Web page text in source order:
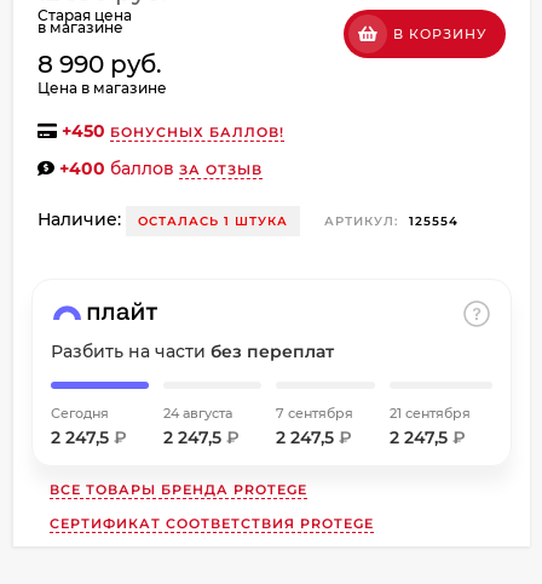
Старая цена
в магазине
8 990 руб.
Цена в магазине
В КОРЗИНУ
+450 БОНУСНЫХ БАЛЛОВ!
+400 баллов ЗА ОТЗЫВ
Наличие: ОСТАЛАСЬ 1 ШТУКА АРТИКУЛ: 125554
Разбить на части без переплат
Сегодня
2 247,5 ₽
24 августа
2 247,5 ₽
7 сентября
2 247,5 ₽
21 сентября
2 247,5 ₽
ВСЕ ТОВАРЫ БРЕНДА PROTEGE
СЕРТИФИКАТ СООТВЕТСТВИЯ PROTEGE
об оплате Плайтом
раз в
Остались вопросы?
8 800 302-02-51
plait.ru